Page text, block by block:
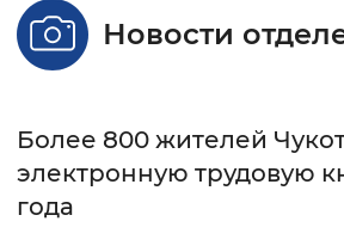
Стандартный
Без засечек
Новости
Более 800 жителей
электронную трудовую
года